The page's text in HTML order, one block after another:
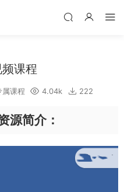
课程
属课程 4.04k 222
源简介：